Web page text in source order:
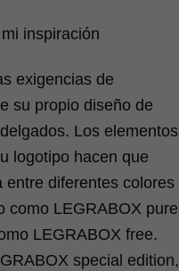
inspiración
exigencias de
su propio diseño de
Los elementos
logotipo hacen que
entre diferentes colores
como LEGRABOX pure
LEGRABOX free.
special edition,